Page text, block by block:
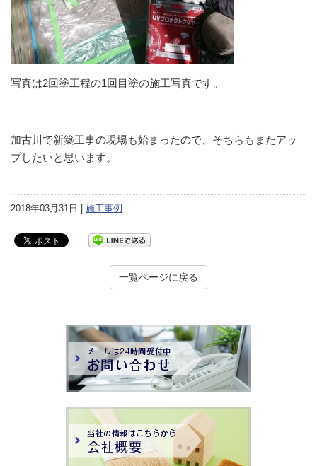
写真は2回塗工程の1回目塗の施工写真です。
加古川で新築工事の現場も始まったので、そちらもまたアッ
プしたいと思います。
2018年03月31日 | 施工事例
一覧ページに戻る